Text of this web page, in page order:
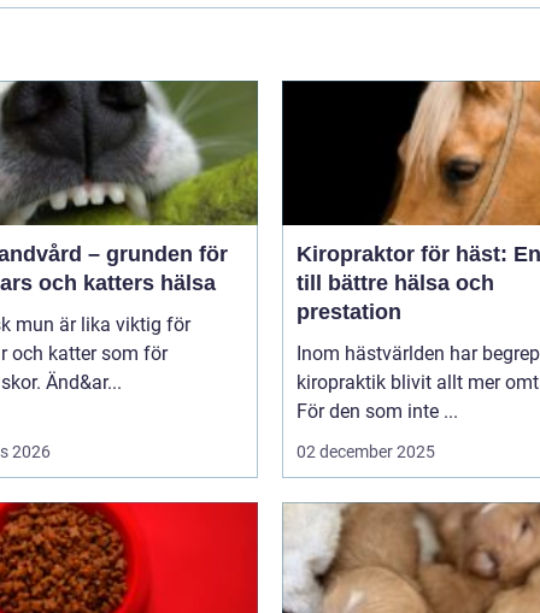
– grunden för
och katters hälsa
mun är lika viktig för
och katter som för
Änd&ar...
2026
Kiropraktor för häst:
till bättre hälsa och
prestation
Inom hästvärlden har
kiropraktik blivit allt mer
För den som inte ...
02 december 2025